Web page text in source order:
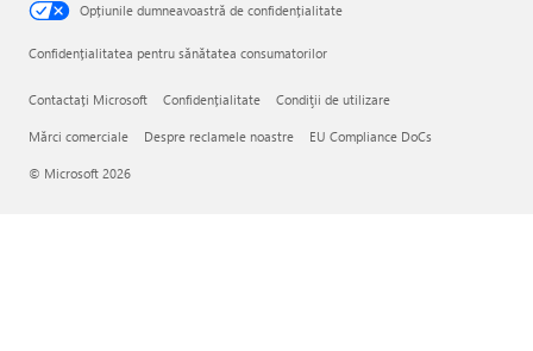
Opțiunile dumneavoastră de confidențialitate
Confidențialitatea pentru sănătatea consumatorilor
Contactați Microsoft Confidențialitate Condiţii de utilizare
Mărci comerciale Despre reclamele noastre EU Compliance DoCs
© Microsoft 2026